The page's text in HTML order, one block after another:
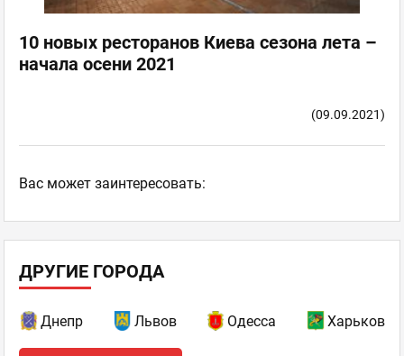
10 новых ресторанов Киева сезона лета –
начала осени 2021
(09.09.2021)
Ваc может заинтересовать:
ДРУГИЕ ГОРОДА
Днепр Львов Одесса Харьков